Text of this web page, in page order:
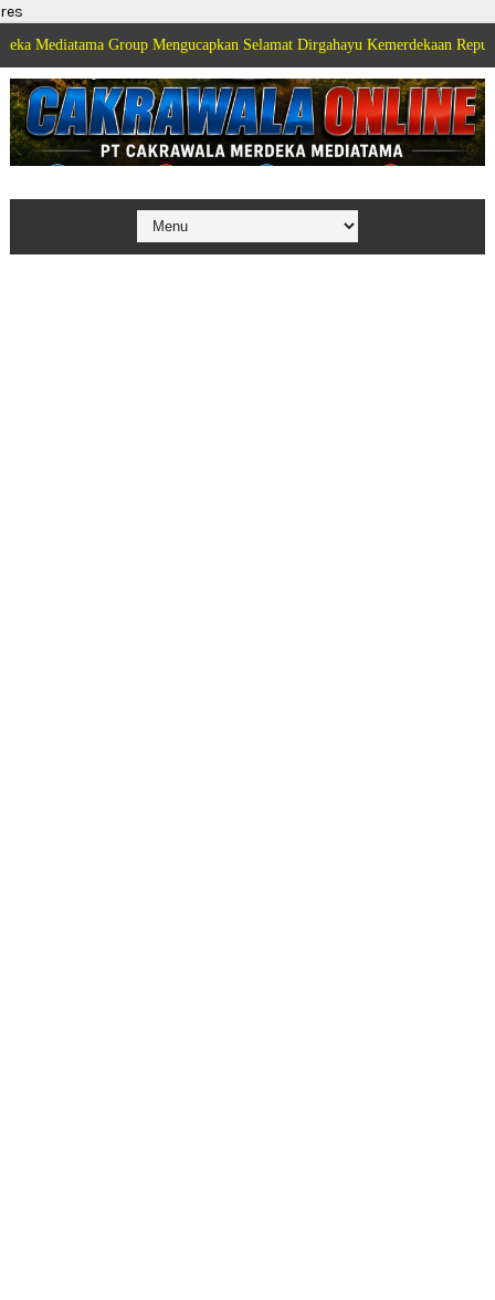
res
Group Mengucapkan Selamat Dirgahayu Kemerdekaan Republik